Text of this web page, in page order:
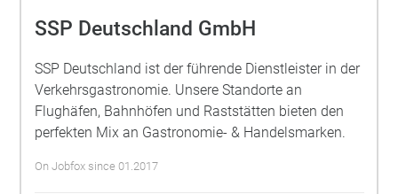
SSP Deutschland GmbH
SSP Deutschland ist der führende Dienstleister in der
Verkehrsgastronomie. Unsere Standorte an
Flughäfen, Bahnhöfen und Raststätten bieten den
perfekten Mix an Gastronomie- & Handelsmarken.
On Jobfox since 01.2017